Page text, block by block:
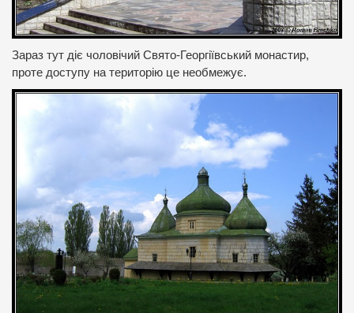
Зараз тут діє чоловічий Свято-Георгіївський монастир,
проте доступу на територію це необмежує.